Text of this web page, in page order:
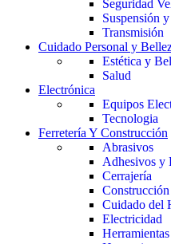
Seguridad
Suspensión
Transmisión
Cuidado Personal y
Estética y
Salud
Electrónica
Equipos
Tecnologia
Ferretería Y Construcción
Abrasivos
Adhesivos y
Cerrajería
Cuidado del
Electricidad
Herramientas